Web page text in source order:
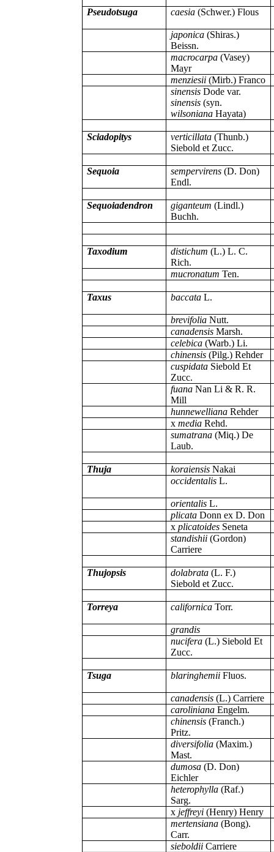
Pseudotsuga caesia(Schwer.) Flous
japonica(Shiras.)
Beissn.
macrocarpa (Vasey)
Mayr
menziesii(Mirb.) Franco
sinensisDode var.
sinensis (syn.
wilsonianaHayata)
Sciadopitys verticillata(Thunb.)
Siebold et Zucc.
Sequoia sempervirens(D. Don)
Endl.
Sequoiadendron giganteum (Lindl.)
Buchh.
Taxodium distichum (L.) L. C.
Rich.
mucronatum Ten.
Taxus baccataL.
brevifoliaNutt.
canadensisMarsh.
celebica(Warb.) Li.
chinensis(Pilg.) Rehder
cuspidataSiebold Et
Zucc.
fuanaNan Li & R. R.
Mill
hunnewelliana Rehder
x mediaRehd.
sumatrana (Miq.) De
Laub.
Thuja koraiensisNakai
occidentalisL.
orientalisL.
plicataDonn ex D. Don
x plicatoidesSeneta
standishii(Gordon)
Carriere
Thujopsis dolabrata(L. F.)
Siebold et Zucc.
Torreya californicaTorr.
grandis
nucifera(L.) Siebold Et
Zucc.
Tsuga blaringhemiiFluos.
canadensis(L.) Carriere
carolinianaEngelm.
chinensis(Franch.)
Pritz.
diversifolia(Maxim.)
Mast.
dumosa (D. Don)
Eichler
heterophylla(Raf.)
Sarg.
x jeffreyi(Henry) Henry
mertensiana(Bong).
Carr.
sieboldiiCarriere